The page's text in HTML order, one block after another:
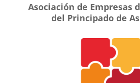
Asociación de Empresas
del Principado de